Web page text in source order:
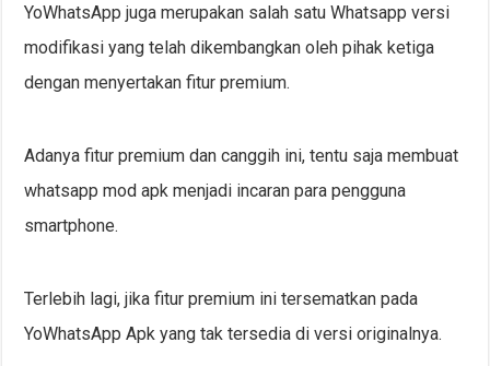
YoWhatsApp juga merupakan salah satu Whatsapp versi
modifikasi yang telah dikembangkan oleh pihak ketiga
dengan menyertakan fitur premium.
Adanya fitur premium dan canggih ini, tentu saja membuat
whatsapp mod apk menjadi incaran para pengguna
smartphone.
Terlebih lagi, jika fitur premium ini tersematkan pada
YoWhatsApp Apk yang tak tersedia di versi originalnya.